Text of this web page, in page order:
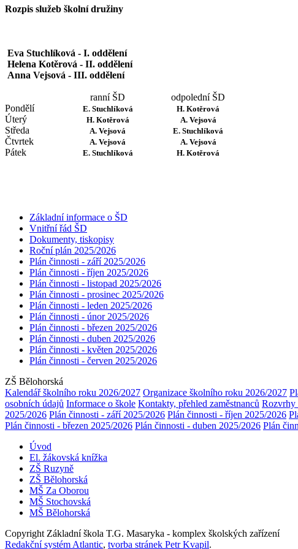
Rozpis služeb školní družiny
Eva Stuchlíková - I. oddělení
Helena Kotěrová - II. oddělení
Anna Vejsová - III. oddělení
ranní ŠD
odpolední ŠD
Pondělí
E. Stuchlíková H. Kotěrová
Úterý H. Kotěrová A. Vejsová
Středa A. Vejsová E. Stuchlíková
Čtvrtek A. Vejsová A. Vejsová
Pátek E. Stuchlíková H. Kotěrová
Základní informace o ŠD
Vnitřní řád ŠD
Dokumenty, tiskopisy
Roční plán 2025/2026
Plán činnosti - září 2025/2026
Plán činnosti - říjen 2025/2026
Plán činnosti - listopad 2025/2026
Plán činnosti - prosinec 2025/2026
Plán činnosti - leden 2025/2026
Plán činnosti - únor 2025/2026
Plán činnosti - březen 2025/2026
Plán činnosti - duben 2025/2026
Plán činnosti - květen 2025/2026
Plán činnosti - červen 2025/2026
ZŠ Bělohorská
Kalendář školního roku 2026/2027 Organizace školního roku 2026/2027
osobních údajů Informace o škole Kontakty, přehled zaměstnanců Rozvrhy
2025/2026 Plán činnosti - září 2025/2026 Plán činnosti - říjen 2025/2026
Plán činnosti - březen 2025/2026 Plán činnosti - duben 2025/2026 Plán
Úvod
El. žákovská knížka
ZŠ Ruzyně
ZŠ Bělohorská
MŠ Za Oborou
MŠ Stochovská
MŠ Bělohorská
Copyright Základní škola T.G. Masaryka - komplex školských zařízení
Redakční systém Atlantic, tvorba stránek Petr Kvapil.